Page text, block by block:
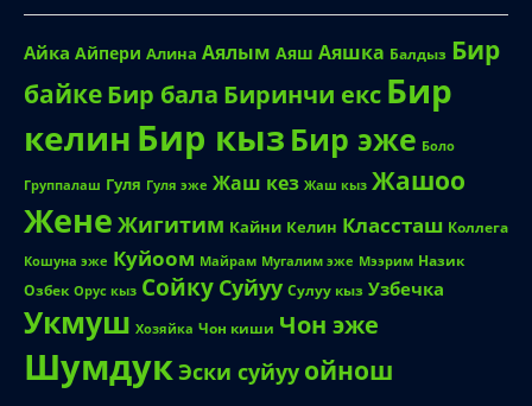
Айка Айпери Алина Аялым Аяш Аяшка Балдыз Бир
байкеБир бала Биринчи екс Бир
келин Бир кыз Бир эже Боло
Группалаш Гуля Гуля эже Жаш кез Жаш кыз Жашоо
Жене Жигитим Кайни Келин Классташ Коллега
Кошуна эже Куйоом Майрам Мугалим эже Мээрим Назик
Озбек Орус кыз Сойку Суйуу Сулуу кыз Узбечка
Укмуш Хозяйка Чон киши Чон эже
ШумдукЭски суйуу ойнош